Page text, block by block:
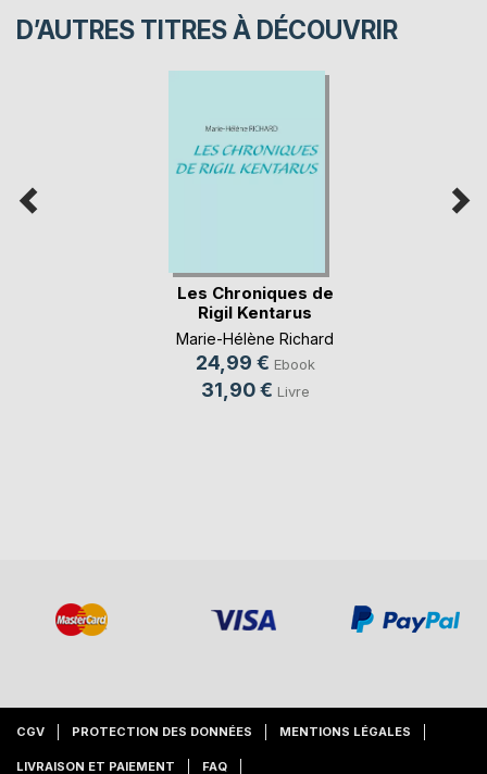
D’AUTRES TITRES À DÉCOUVRIR
Les Chroniques de
Rigil Kentarus
Marie-Hélène Richard
24,99 € Ebook
31,90 € Livre
CGV PROTECTION DES DONNÉES MENTIONS LÉGALES
LIVRAISON ET PAIEMENT FAQ